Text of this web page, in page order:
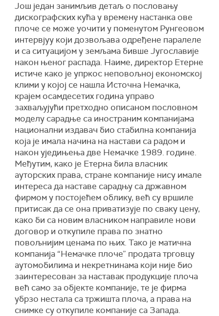
Још један занимљив детаљ о пословању
дискографских кућа у времену настанка ове
плоче се може уочити у поменутом Рунгеовом
интервјуу који дозвољава одређене паралеле
и са ситуацијом у земљама бивше Југославије
након њеног распада. Наиме, директор Етерне
истиче како је упркос неповољној економској
клими у којој се нашла Источна Немачка,
крајем осамдесетих година управо
захваљујући претходно описаном пословном
моделу сарадње са иностраним компанијама
национални издавач био стабилна компанија
која је имала начина на настави са радом и
након уједињења две Немачке 1989. године.
Међутим, како је Етерна била власник
ауторских права, стране компаније нису имале
интереса да наставе сарадњу са државном
фирмом у постојећем облику, већ су вршиле
притисак да се она приватизује по сваку цену,
како би са новим власником направиле нови
договор и откупиле права по знатно
повољнијим ценама по њих. Тако је матична
компанија “Немачке плоче” продата трговцу
аутомобилима и некретнинама који није био
заинтересован за наставак продукције плоча
већ само за објекте компаније, те је фирма
убрзо нестала са тржишта плоча, а права на
снимке су откупиле компаније са Запада.